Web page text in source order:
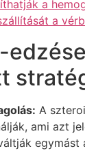
a
a
A
ami azt
egymást